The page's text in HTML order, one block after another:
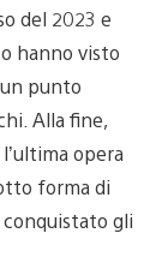
del 2023 e
hanno visto
punto
Alla fine,
l’ultima opera
forma di
conquistato gli